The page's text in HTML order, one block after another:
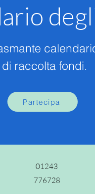
Partecipa
di raccolta fondi.
01243
776728